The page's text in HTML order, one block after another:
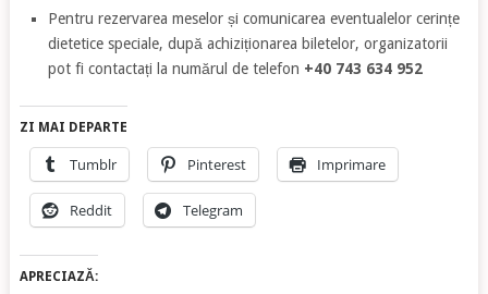
Pentru rezervarea meselor și comunicarea eventualelor cerințe
dietetice speciale, după achiziționarea biletelor, organizatorii
pot fi contactați la numărul de telefon +40 743 634 952
ZI MAI DEPARTE
Tumblr Pinterest Imprimare
Reddit Telegram
APRECIAZĂ: